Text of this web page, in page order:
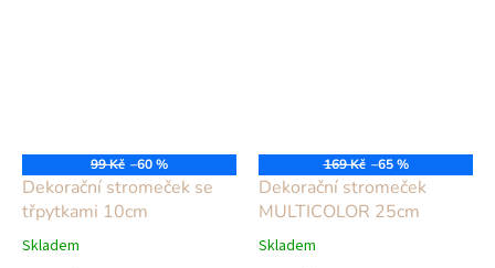
99 Kč –60 %
Dekorační stromeček se
třpytkami 10cm
Skladem
169 Kč –65 %
Dekorační stromeček
MULTICOLOR 25cm
Skladem